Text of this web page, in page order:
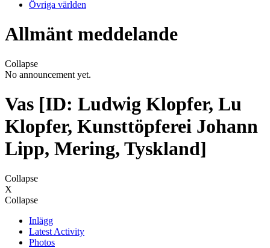
Övriga världen
Allmänt meddelande
Collapse
No announcement yet.
Vas [ID: Ludwig Klopfer, Lu
Klopfer, Kunsttöpferei Johann
Lipp, Mering, Tyskland]
Collapse
X
Collapse
Inlägg
Latest Activity
Photos